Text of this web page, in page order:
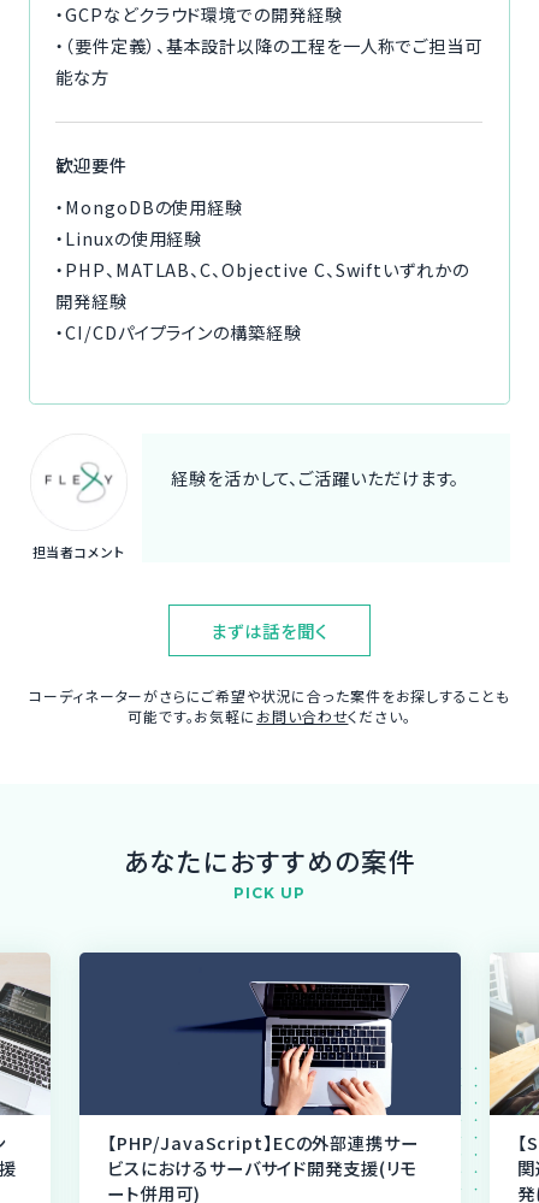
・GCPなどクラウド環境での開発経験
・（要件定義）、基本設計以降の工程を一人称でご担当可
能な方
歓迎要件
・MongoDBの使用経験
・Linuxの使用経験
・PHP、MATLAB、C、Objective C、Swiftいずれかの
開発経験
・CI/CDパイプラインの構築経験
担当者コメント
経験を活かして、ご活躍いただけます。
まずは話を聞く
コーディネーターがさらにご希望や状況に合った案件をお探しすることも
可能です。お気軽に お問い合わせください。
あなたにおすすめの案件
PICK UP
【PHP/JavaScript】ECの外部連携サー
ビスにおけるサーバサイド開発支援(リモ
ート併用可)
発